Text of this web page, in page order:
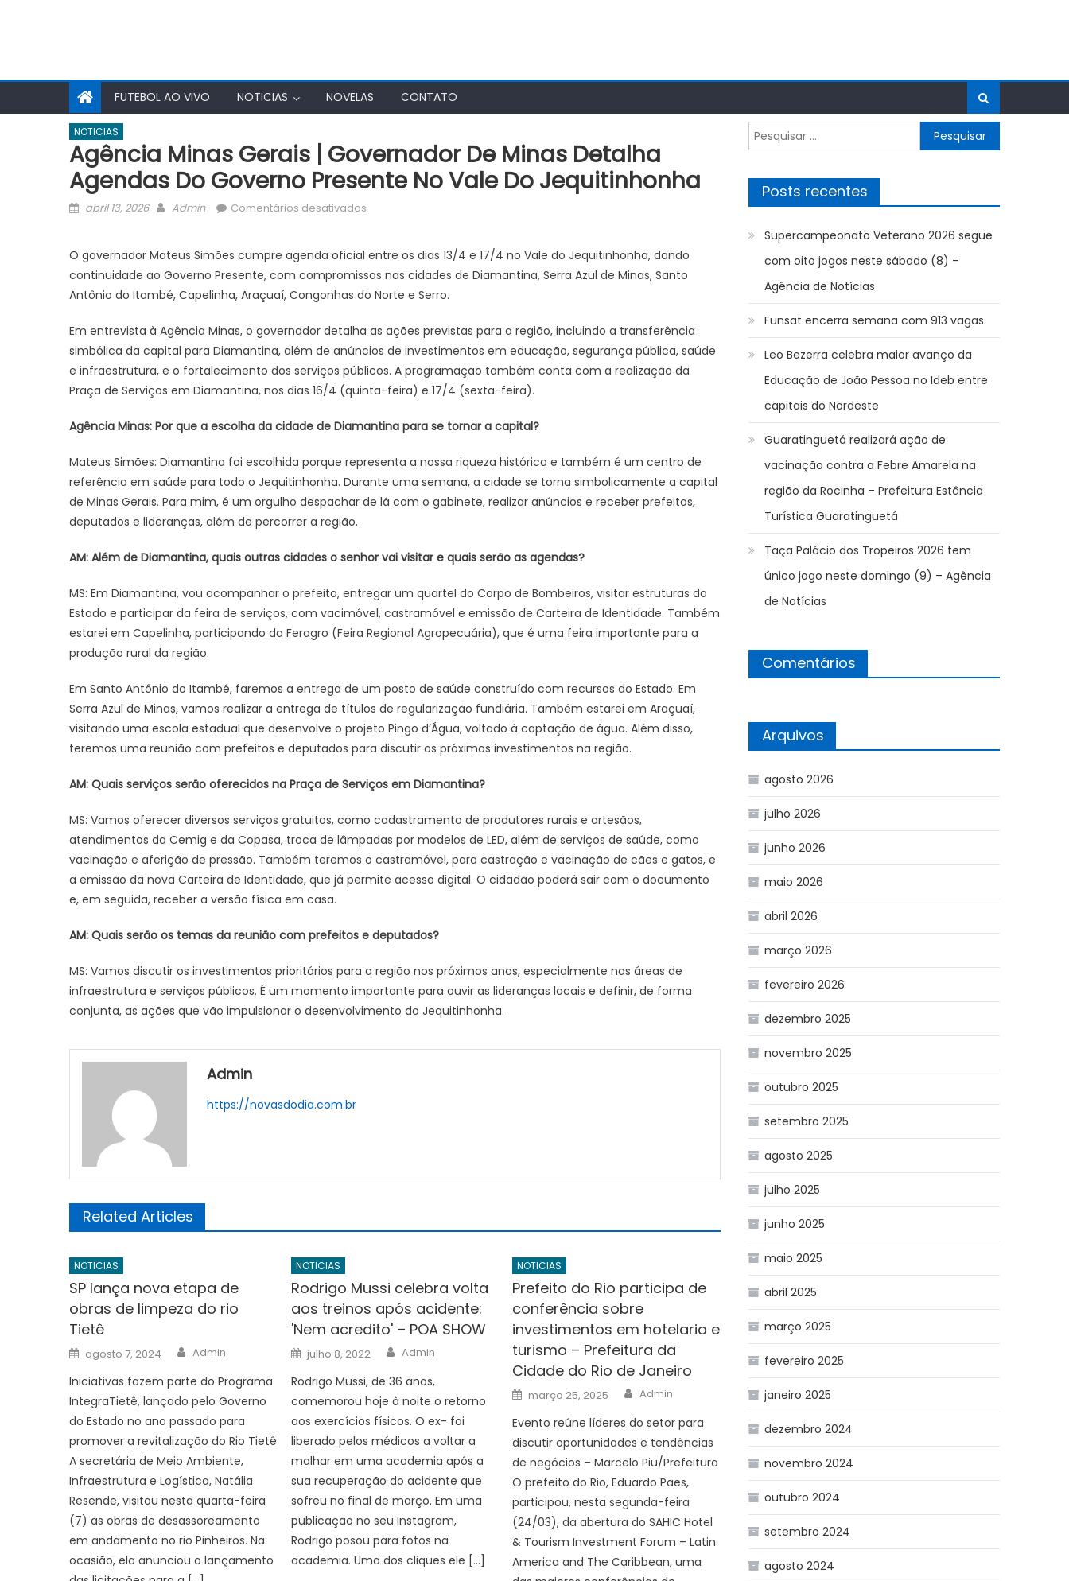
FUTEBOL AO VIVO NOTICIAS NOVELAS CONTATO
NOTICIAS
Agência Minas Gerais | Governador De Minas Detalha
Agendas Do Governo Presente No Vale Do Jequitinhonha
Posted
abril 13, 2026 Author
Admin Comentários desativados
Gerais
|
Governador
Minas
detalha
agendas
do
Presente
Vale
do
Jequitinhonha
O governador Mateus Simões cumpre agenda oficial entre os dias 13/4 e 17/4 no Vale do Jequitinhonha, dando
continuidade ao Governo Presente, com compromissos nas cidades de Diamantina, Serra Azul de Minas, Santo
Antônio do Itambé, Capelinha, Araçuaí, Congonhas do Norte e Serro.
Em entrevista à Agência Minas, o governador detalha as ações previstas para a região, incluindo a transferência
simbólica da capital para Diamantina, além de anúncios de investimentos em educação, segurança pública, saúde
e infraestrutura, e o fortalecimento dos serviços públicos. A programação também conta com a realização da
Praça de Serviços em Diamantina, nos dias 16/4 (quinta-feira) e 17/4 (sexta-feira).
Agência Minas: Por que a escolha da cidade de Diamantina para se tornar a capital?
Mateus Simões: Diamantina foi escolhida porque representa a nossa riqueza histórica e também é um centro de
referência em saúde para todo o Jequitinhonha. Durante uma semana, a cidade se torna simbolicamente a capital
de Minas Gerais. Para mim, é um orgulho despachar de lá com o gabinete, realizar anúncios e receber prefeitos,
deputados e lideranças, além de percorrer a região.
AM: Além de Diamantina, quais outras cidades o senhor vai visitar e quais serão as agendas?
MS: Em Diamantina, vou acompanhar o prefeito, entregar um quartel do Corpo de Bombeiros, visitar estruturas do
Estado e participar da feira de serviços, com vacimóvel, castramóvel e emissão de Carteira de Identidade. Também
estarei em Capelinha, participando da Feragro (Feira Regional Agropecuária), que é uma feira importante para a
produção rural da região.
Em Santo Antônio do Itambé, faremos a entrega de um posto de saúde construído com recursos do Estado. Em
Serra Azul de Minas, vamos realizar a entrega de títulos de regularização fundiária. Também estarei em Araçuaí,
visitando uma escola estadual que desenvolve o projeto Pingo d’Água, voltado à captação de água. Além disso,
teremos uma reunião com prefeitos e deputados para discutir os próximos investimentos na região.
AM: Quais serviços serão oferecidos na Praça de Serviços em Diamantina?
MS: Vamos oferecer diversos serviços gratuitos, como cadastramento de produtores rurais e artesãos,
atendimentos da Cemig e da Copasa, troca de lâmpadas por modelos de LED, além de serviços de saúde, como
vacinação e aferição de pressão. Também teremos o castramóvel, para castração e vacinação de cães e gatos, e
a emissão da nova Carteira de Identidade, que já permite acesso digital. O cidadão poderá sair com o documento
e, em seguida, receber a versão física em casa.
AM: Quais serão os temas da reunião com prefeitos e deputados?
MS: Vamos discutir os investimentos prioritários para a região nos próximos anos, especialmente nas áreas de
infraestrutura e serviços públicos. É um momento importante para ouvir as lideranças locais e definir, de forma
conjunta, as ações que vão impulsionar o desenvolvimento do Jequitinhonha.
Admin
https://novasdodia.com.br
Related Articles
NOTICIAS
SP lança nova etapa de
obras de limpeza do rio
Tietê
Posted
on
agosto 7, 2024 Author
Admin
Iniciativas fazem parte do Programa
IntegraTietê, lançado pelo Governo
do Estado no ano passado para
promover a revitalização do Rio Tietê
A secretária de Meio Ambiente,
Infraestrutura e Logística, Natália
Resende, visitou nesta quarta-feira
(7) as obras de desassoreamento
em andamento no rio Pinheiros. Na
ocasião, ela anunciou o lançamento
NOTICIAS
Rodrigo Mussi celebra volta
aos treinos após acidente:
'Nem acredito' – POA SHOW
Posted
on
julho 8, 2022 Author
Admin
Rodrigo Mussi, de 36 anos,
comemorou hoje à noite o retorno
aos exercícios físicos. O ex- foi
liberado pelos médicos a voltar a
malhar em uma academia após a
sua recuperação do acidente que
sofreu no final de março. Em uma
publicação no seu Instagram,
Rodrigo posou para fotos na
academia. Uma dos cliques ele […]
NOTICIAS
Prefeito do Rio participa de
conferência sobre
investimentos em hotelaria e
turismo – Prefeitura da
Cidade do Rio de Janeiro
Posted
on
março 25, 2025 Author
Admin
Evento reúne líderes do setor para
discutir oportunidades e tendências
de negócios – Marcelo Piu/Prefeitura
O prefeito do Rio, Eduardo Paes,
participou, nesta segunda-feira
(24/03), da abertura do SAHIC Hotel
& Tourism Investment Forum – Latin
America and The Caribbean, uma
Pesquisar
por:
Posts recentes
Supercampeonato Veterano 2026 segue
com oito jogos neste sábado (8) –
Agência de Notícias
Funsat encerra semana com 913 vagas
Leo Bezerra celebra maior avanço da
Educação de João Pessoa no Ideb entre
capitais do Nordeste
Guaratinguetá realizará ação de
vacinação contra a Febre Amarela na
região da Rocinha – Prefeitura Estância
Turística Guaratinguetá
Taça Palácio dos Tropeiros 2026 tem
único jogo neste domingo (9) – Agência
de Notícias
Comentários
Arquivos
agosto 2026
julho 2026
junho 2026
maio 2026
abril 2026
março 2026
fevereiro 2026
dezembro 2025
novembro 2025
outubro 2025
setembro 2025
agosto 2025
julho 2025
junho 2025
maio 2025
abril 2025
março 2025
fevereiro 2025
janeiro 2025
dezembro 2024
novembro 2024
outubro 2024
setembro 2024
agosto 2024